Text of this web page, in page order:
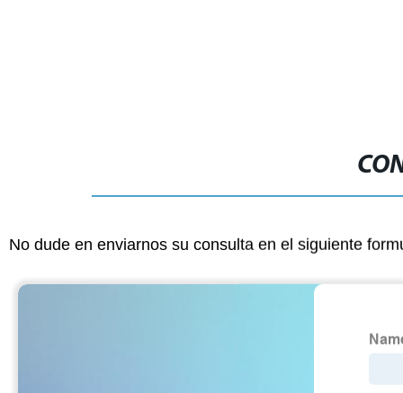
No dude en enviarnos su consulta en el siguiente